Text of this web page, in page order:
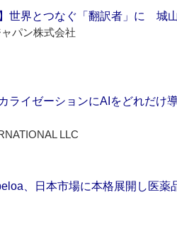
世界とつなぐ「翻訳者」に 城
パン株式会社
ライゼーションにAIをどれだけ
LLC
、日本市場に本格展開し医薬